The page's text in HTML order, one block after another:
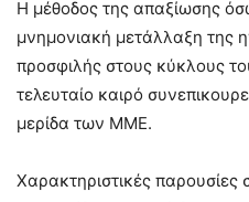
Η μέθοδος της απαξίωσης
μνημονιακή μετάλλαξη της
προσφιλής στους κύκλους
τελευταίο καιρό
μερίδα των ΜΜΕ.
Χαρακτηριστικές